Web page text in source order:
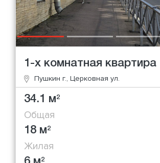
1-х комнатная квартира
Пушкин г., Церковная ул.
34.1 м2
Общая
18 м2
Жилая
2